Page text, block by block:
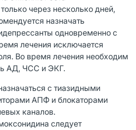
через несколько дней,
назначать
одновременно с
лечения исключается
Во время лечения необходим
АД, ЧСС и ЭКГ.
с тиазидными
АПФ и блокаторами
каналов.
следует